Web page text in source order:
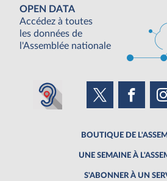
OPEN DATA
Accédez à toutes
les données de
l'Assemblée nationale
BOUTIQUE DE
UNE SEMAINE À
S'ABONNER À UN